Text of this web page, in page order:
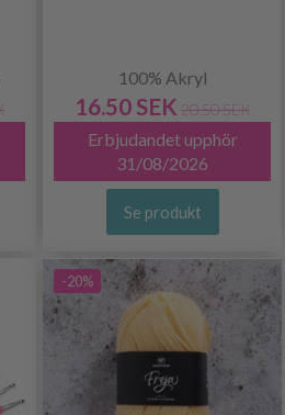
100% Akryl
16.50 SEK 20.50 SEK
Erbjudandet upphör
31/08/2026
Se produkt
-20%